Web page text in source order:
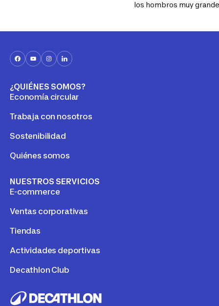
los hombros muy
grasa".
¿QUIÉNES SOMOS?
Economía circular
Trabaja con nosotros
Sostenibilidad
Quiénes somos
NUESTROS SERVICIOS
E-commerce
Ventas corporativas
Tiendas
Actividades deportivas
Decathlon Club